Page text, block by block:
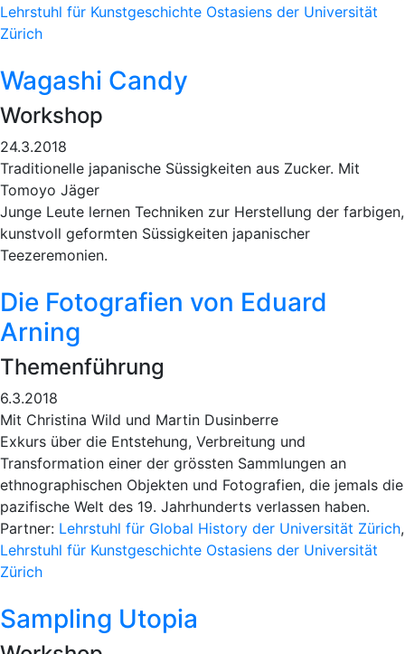
Lehrstuhl für Kunstgeschichte Ostasiens der Universität
Zürich
Wagashi Candy
Workshop
24.3.2018
Traditionelle japanische Süssigkeiten aus Zucker. Mit
Tomoyo Jäger
Junge Leute lernen Techniken zur Herstellung der farbigen,
kunstvoll geformten Süssigkeiten japanischer
Teezeremonien.
Die Fotografien von Eduard
Arning
Themenführung
6.3.2018
Mit Christina Wild und Martin Dusinberre
Exkurs über die Entstehung, Verbreitung und
Transformation einer der grössten Sammlungen an
ethnographischen Objekten und Fotografien, die jemals die
pazifische Welt des 19. Jahrhunderts verlassen haben.
Partner: Lehrstuhl für Global History der Universität Zürich,
Lehrstuhl für Kunstgeschichte Ostasiens der Universität
Zürich
Sampling Utopia